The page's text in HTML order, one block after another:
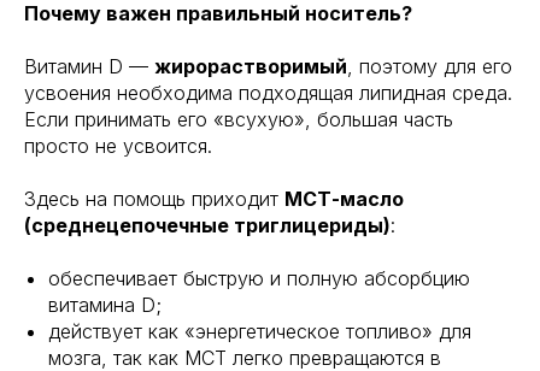
Почему важен правильный носитель?
Витамин D — жирорастворимый, поэтому для его
усвоения необходима подходящая липидная среда.
Если принимать его «всухую», большая часть
просто не усвоится.
Здесь на помощь приходит МСТ-масло
(среднецепочечные триглицериды):
обеспечивает быструю и полную абсорбцию
витамина D;
действует как «энергетическое топливо» для
мозга, так как МСТ легко превращаются в